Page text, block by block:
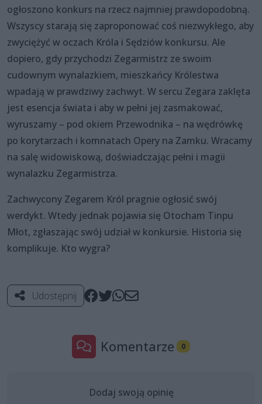
ogłoszono konkurs na rzecz najmniej prawdopodobną.
Wszyscy starają się zaproponować coś niezwykłego, aby
zwyciężyć w oczach Króla i Sędziów konkursu. Ale
dopiero, gdy przychodzi Zegarmistrz ze swoim
cudownym wynalazkiem, mieszkańcy Królestwa
wpadają w prawdziwy zachwyt. W sercu Zegara zaklęta
jest esencja świata i aby w pełni jej zasmakować,
wyruszamy – pod okiem Przewodnika – na wędrówkę
po korytarzach i komnatach Opery na Zamku. Wracamy
na salę widowiskową, doświadczając pełni i magii
wynalazku Zegarmistrza.
Zachwycony Zegarem Król pragnie ogłosić swój
werdykt. Wtedy jednak pojawia się Otocham Tinpu
Młot, zgłaszając swój udział w konkursie. Historia się
komplikuje. Kto wygra?
Udostępnij
Komentarze 0
Dodaj swoją opinię